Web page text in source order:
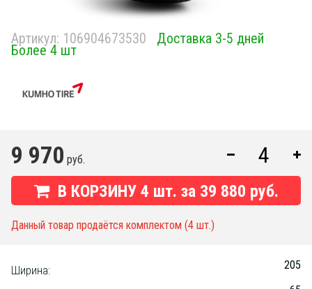
Артикул: 106904673530 Доставка 3-5 дней
Более 4 шт
9 970 руб.
В КОРЗИНУ 4 шт. за 39 880 руб.
Данный товар продаётся комплектом (4 шт.)
Ширина:
205